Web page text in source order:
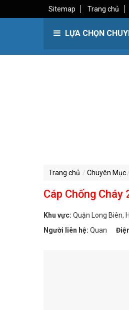
Sitemap Trang chủ
LỰA CHỌN
Trang chủ Chuyên Mục
Cáp Chống
Khu vực: Quận Long Biên,
Người liên hệ: Quan